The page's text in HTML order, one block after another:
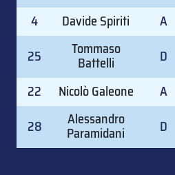
4
Davide Spiriti A
25
Tommaso
Battelli D
22
Nicolò Galeone A
28
Alessandro
Paramidani D